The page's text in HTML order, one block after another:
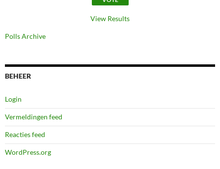
View Results
Polls Archive
BEHEER
Login
Vermeldingen feed
Reacties feed
WordPress.org